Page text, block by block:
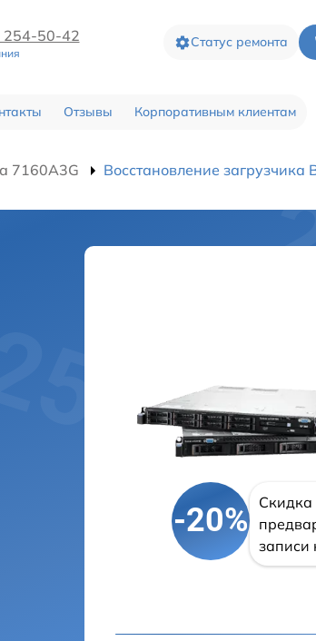
254-50-42 Статус ремонта
Отзывы Корпоративным клиентам
7160A3G Восстановление загрузчика
-20%
Скидка
записи